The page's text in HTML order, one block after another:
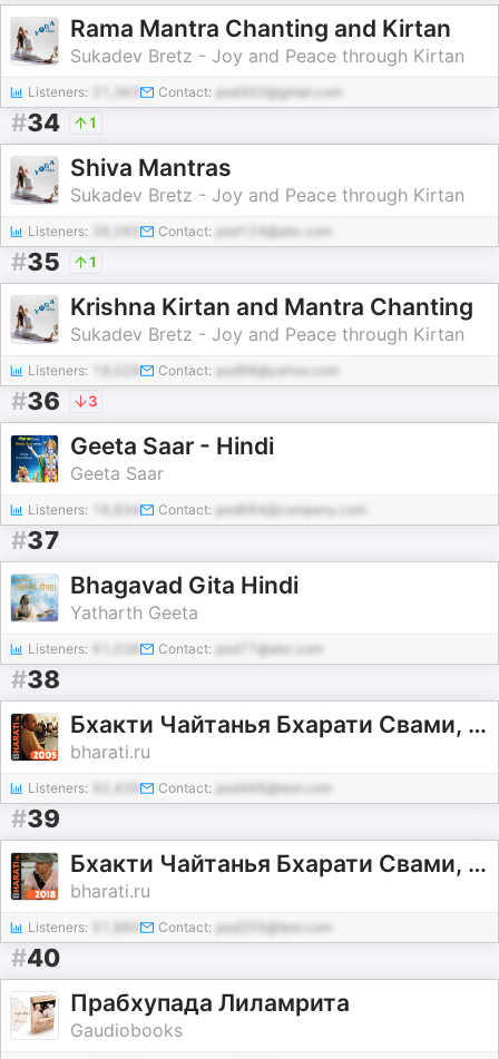
Rama Mantra Chanting and Kirtan
Sukadev Bretz - Joy and Peace through Kirtan
Listeners: Contact: pod302@gmail.com
#34 1
Shiva Mantras
Sukadev Bretz - Joy and Peace through Kirtan
Listeners: Contact: pod124@abc.com
#35 1
Krishna Kirtan and Mantra Chanting
Sukadev Bretz - Joy and Peace through Kirtan
Listeners: Contact: pod98@yahoo.com
#36 3
Geeta Saar - Hindi
Geeta Saar
Listeners: 16,834 Contact: pod664@company.com
#37
Bhagavad Gita Hindi
Yatharth Geeta
Listeners: Contact: pod77@abc.com
#38
Бхакти Чайтанья Бхарати Свами, лекции за 2005 год
bharati.ru
Listeners: 92,426 Contact: pod466@test.com
#39
Бхакти Чайтанья Бхарати Свами, лекции за 2018 год
bharati.ru
Listeners: Contact: pod205@test.com
#40
Прабхупада Лиламрита
Gaudiobooks